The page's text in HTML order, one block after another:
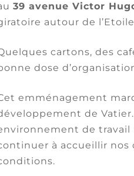
décennale des
dus à l’absence
conformément à
Cour a réaffirmé que«
sa destination
convention des parties
in concretodes
caractère décennal.
de
39 avenue Victor
autour de
cartons, des
dose
emménagement
de
de
à accueillir nos